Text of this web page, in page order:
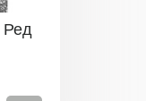
Ред